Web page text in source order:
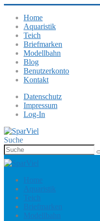
Home
Aquaristik
Teich
Briefmarken
Modellbahn
Blog
Benutzerkonto
Kontakt
Datenschutz
Impressum
Log-In
Suche
Home
Aquaristik
Teich
Briefmarken
Modellbahn